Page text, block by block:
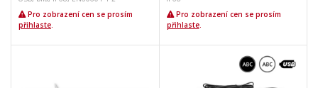
Pro zobrazení cen se prosím
přihlaste.
Pro zobrazení cen se prosím
přihlaste.